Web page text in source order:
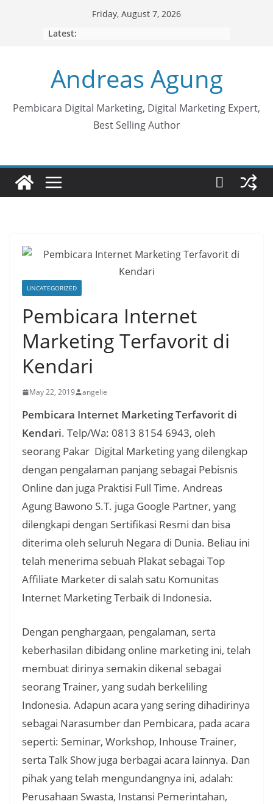
Friday, August 7, 2026
Latest:
Andreas Agung
Pembicara Digital Marketing, Digital Marketing Expert,
Best Selling Author
UNCATEGORIZED
Pembicara Internet
Marketing Terfavorit di
Kendari
May 22, 2019 angelie
Pembicara Internet Marketing Terfavorit di
Kendari. Telp/Wa: 0813 8154 6943, oleh
seorang Pakar Digital Marketing yang dilengkap
dengan pengalaman panjang sebagai Pebisnis
Online dan juga Praktisi Full Time. Andreas
Agung Bawono S.T. juga Google Partner, yang
dilengkapi dengan Sertifikasi Resmi dan bisa
diterima oleh seluruh Negara di Dunia. Beliau ini
telah menerima sebuah Plakat sebagai Top
Affiliate Marketer di salah satu Komunitas
Internet Marketing Terbaik di Indonesia.
Dengan penghargaan, pengalaman, serta
keberhasilan dibidang online marketing ini, telah
membuat dirinya semakin dikenal sebagai
seorang Trainer, yang sudah berkeliling
Indonesia. Adapun acara yang sering dihadirinya
sebagai Narasumber dan Pembicara, pada acara
seperti: Seminar, Workshop, Inhouse Trainer,
serta Talk Show juga berbagai acara lainnya. Dan
pihak yang telah mengundangnya ini, adalah:
Perusahaan Swasta, Instansi Pemerintahan,